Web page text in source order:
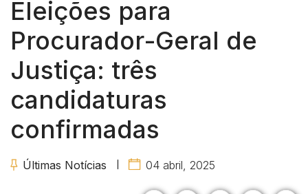
Eleições para
Procurador-Geral de
Justiça: três
candidaturas
confirmadas
Últimas Notícias 04 abril, 2025